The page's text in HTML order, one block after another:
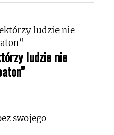
ludzie nie